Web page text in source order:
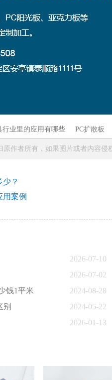
行业里的应用有哪些 PC扩散板
作者所有，如果图片或者内容侵
？
用案例
2026-07-10
2026-07-02
钱1平米
2024-08-28
别
2024-05-22
2026-01-13